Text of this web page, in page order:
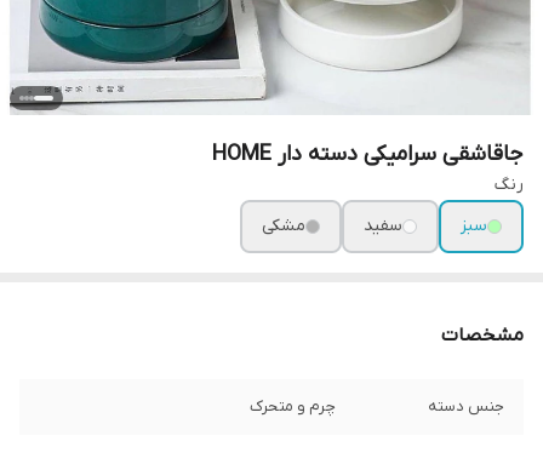
جاقاشقی سرامیکی دسته دار HOME
رنگ
سبز
سفید مشکی
مشخصات
جنس دسته چرم و متحرک